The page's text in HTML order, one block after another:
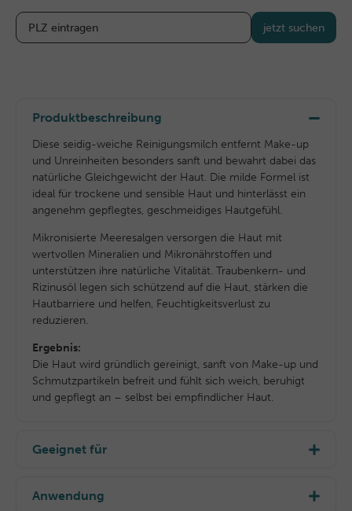
jetzt suchen
Produktbeschreibung
Diese seidig-weiche Reinigungsmilch entfernt Make-up
und Unreinheiten besonders sanft und bewahrt dabei das
natürliche Gleichgewicht der Haut. Die milde Formel ist
ideal für trockene und sensible Haut und hinterlässt ein
angenehm gepflegtes, geschmeidiges Hautgefühl.
Mikronisierte Meeresalgen versorgen die Haut mit
wertvollen Mineralien und Mikronährstoffen und
unterstützen ihre natürliche Vitalität. Traubenkern- und
Rizinusöl legen sich schützend auf die Haut, stärken die
Hautbarriere und helfen, Feuchtigkeitsverlust zu
reduzieren.
Ergebnis:
Die Haut wird gründlich gereinigt, sanft von Make-up und
Schmutzpartikeln befreit und fühlt sich weich, beruhigt
und gepflegt an – selbst bei empfindlicher Haut.
Geeignet für
Perfekt bei Spannungsgefühlen oder Irritationen, um die
Anwendung